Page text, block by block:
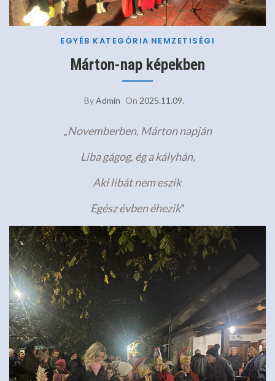
EGYÉB KATEGÓRIA NEMZETISÉGI
Márton-nap képekben
ByAdmin On 2025.11.09.
„Novemberben, Márton napján
Liba gágog, ég a kályhán,
Aki libát nem eszik
Egész évben éhezik”